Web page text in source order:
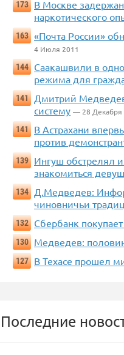
173
В Москве
наркотического
163 «Почта России»
4 Июля 2011
144
Саакашвили в
режима для
141
Дмитрий
систему — 28 Декабря
141
В Астрахани
против
139
Ингуш обстрелял
знакомиться
134
Д.Медведев:
чиновничьи
132
Сбербанк
130
Медведев:
127
В Техасе прошел
Последние